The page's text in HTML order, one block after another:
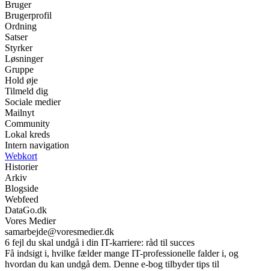
Bruger
Brugerprofil
Ordning
Satser
Styrker
Løsninger
Gruppe
Hold øje
Tilmeld dig
Sociale medier
Mailnyt
Community
Lokal kreds
Intern navigation
Webkort
Historier
Arkiv
Blogside
Webfeed
DataGo.dk
Vores Medier
samarbejde@voresmedier.dk
6 fejl du skal undgå i din IT-karriere: råd til succes
Få indsigt i, hvilke fælder mange IT-professionelle falder i, og
hvordan du kan undgå dem. Denne e-bog tilbyder tips til